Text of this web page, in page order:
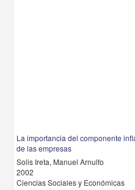
La importancia del componente
de las empresas
Solis Ireta, Manuel Arnulfo
2002
Ciencias Sociales y Económicas